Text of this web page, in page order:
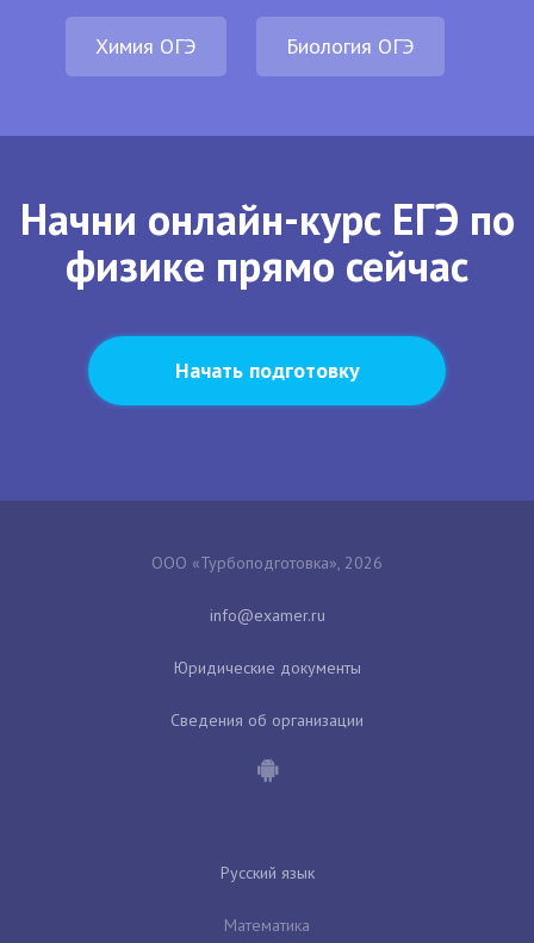
Химия ОГЭ Биология ОГЭ
Начни онлайн-курс ЕГЭ по
физике прямо сейчас
Начать подготовку
ООО «Турбоподготовка», 2026
Юридические документы
Сведения об организации
Русский язык
Математика